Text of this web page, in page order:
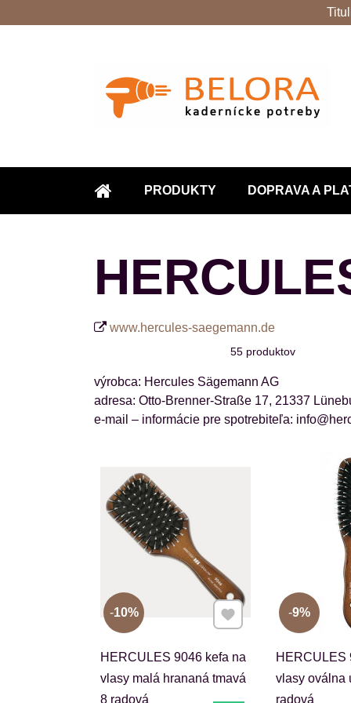
ÚVOD
PRODUKTY DOPRAVA A
www.hercules-saegemann.de
55 produktov
výrobca: Hercules Sägemann AG
adresa: Otto-Brenner-Straße 17, 21337
e-mail – informácie pre spotrebiteľa:
HERCULES 9046 kefa na
vlasy malá hrananá tmavá
8 radová
10% Pridať k Obľúbeným
HERCULES
vlasy oválna
radová
9%